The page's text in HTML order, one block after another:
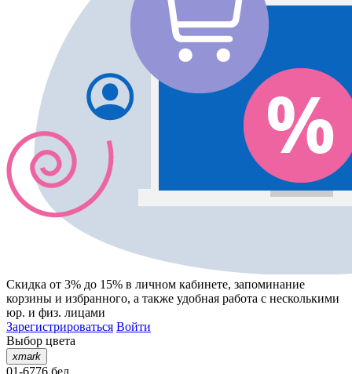
Скидка от 3% до 15% в личном кабинете, запоминание
корзины и избранного, а также удобная работа с несколькими
юр. и физ. лицами
Зарегистрироваться Войти
Выбор цвета
xmark